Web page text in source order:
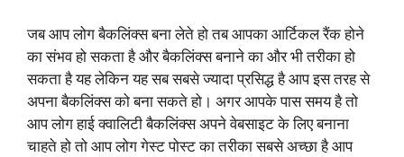
जब आप लोग बैकलिंक्स बना लेते हो तब आपका आर्टिकल रैंक होने
का संभव हो सकता है और बैकलिंक्स बनाने का और भी तरीका हो
सकता है यह लेकिन यह सब सबसे ज्यादा प्रसिद्ध है आप इस तरह से
अपना बैकलिंक्स को बना सकते हो। अगर आपके पास समय है तो
आप लोग हाई क्वालिटी बैकलिंक्स अपने वेबसाइट के लिए बनाना
चाहते हो तो आप लोग गेस्ट पोस्ट का तरीका सबसे अच्छा है आप